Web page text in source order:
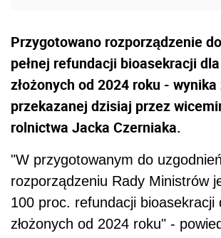
Przygotowano rozporządzenie
pełnej refundacji bioasekracji
złożonych od 2024 roku -
przekazanej dzisiaj przez
rolnictwa Jacka Czerniaka.
"W przygotowanym do uzgodnień
rozporządzeniu Rady Ministrów
100 proc. refundacji bioasekracji
złożonych od 2024 roku" -